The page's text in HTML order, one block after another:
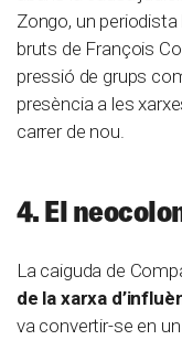
Zongo, un
bruts de François
pressió de grups
presència a les
carrer de nou.
4. El
La caiguda de
de la xarxa
va convertir-se en